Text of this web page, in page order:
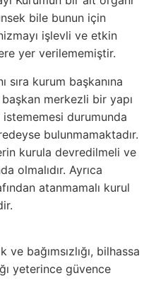
bile bunun için
işlevli ve etkin
yer verilememiştir.
sıra kurum başkanına
başkan merkezli bir yapı
istememesi durumunda
bulunmamaktadır.
kurula devredilmeli ve
olmalıdır. Ayrıca
atanmamalı kurul
ve bağımsızlığı, bilhassa
yeterince güvence